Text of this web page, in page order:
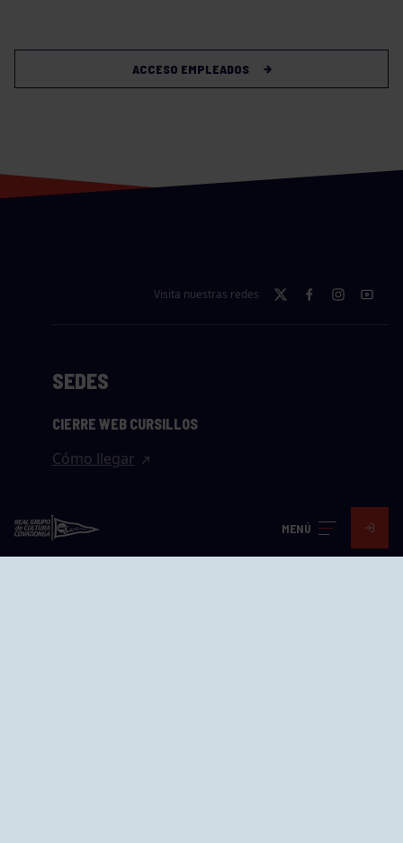
MENÚ
ACCESO EMPLEADOS
Visita nuestras redes
SEDES
CIERRE WEB CURSILLOS
Cómo llegar
Avd. Jesús Revuelta, 2 33204
Gijón - Asturias